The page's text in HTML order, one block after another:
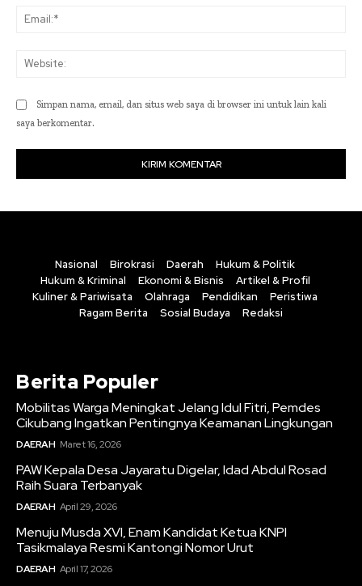
Simpan nama, email, dan situs web saya di browser ini untuk lain kali
saya berkomentar.
Nasional Birokrasi Daerah
Hukum & Politik
Hukum & Kriminal
Ekonomi & Bisnis
Artikel & Profil
Kuliner & Pariwisata
Olahraga Pendidikan
Peristiwa
Ragam Berita
Sosial Budaya Redaksi
Berita Populer
Mobilitas Warga Meningkat Jelang Idul Fitri, Pemdes
Cikubang Ingatkan Pentingnya Keamanan Lingkungan
DAERAH Maret 16, 2026
PAW Kepala Desa Jayaratu Digelar, Idad Abdul Rosad
Raih Suara Terbanyak
DAERAH April 29, 2026
Menuju Musda XVI, Enam Kandidat Ketua KNPI
Tasikmalaya Resmi Kantongi Nomor Urut
DAERAH April 17, 2026